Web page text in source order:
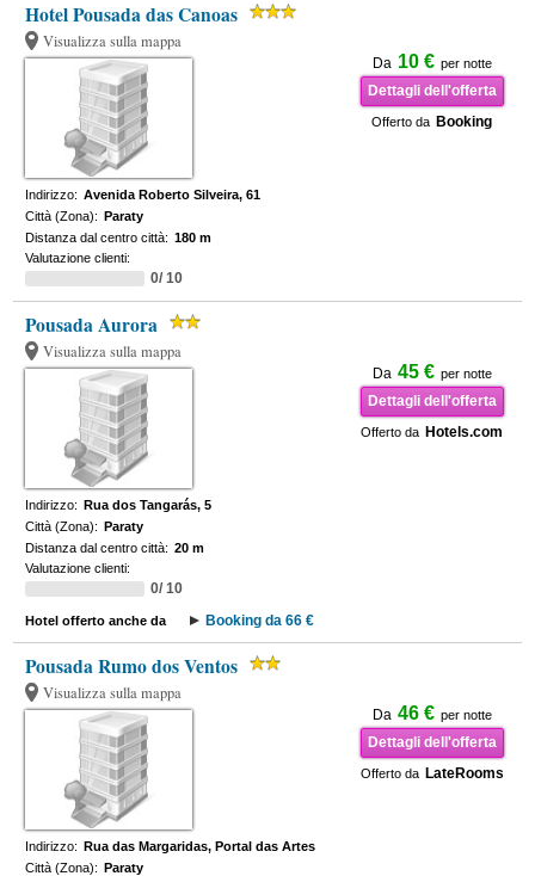
Hotel Pousada das Canoas
Visualizza sulla mappa
Da 10 € per notte
Dettagli dell'offerta
Offerto da Booking
Indirizzo: Avenida Roberto Silveira, 61
Città (Zona): Paraty
Distanza dal centro città: 180 m
Valutazione clienti:
0/ 10
Pousada Aurora
Visualizza sulla mappa
Da 45 € per notte
Dettagli dell'offerta
Offerto da Hotels.com
Indirizzo: Rua dos Tangarás, 5
Città (Zona): Paraty
Distanza dal centro città: 20 m
Valutazione clienti:
0/ 10
Hotel offerto anche da Booking da 66 €
Pousada Rumo dos Ventos
Visualizza sulla mappa
Da 46 € per notte
Dettagli dell'offerta
Offerto da LateRooms
Indirizzo: Rua das Margaridas, Portal das Artes
Città (Zona): Paraty